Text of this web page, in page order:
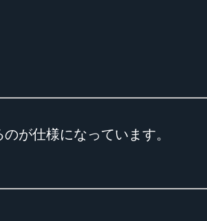
が仕様になっています。